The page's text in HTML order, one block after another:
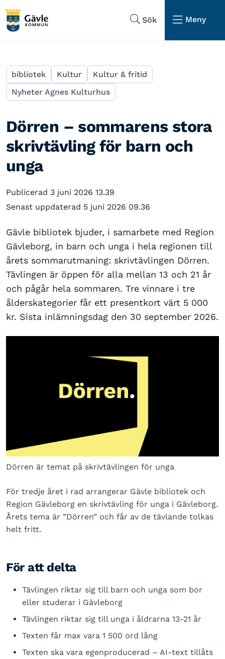
Sök
Meny
bibliotek Kultur
Kultur & fritid
Nyheter Agnes Kulturhus
Dörren – sommarens stora
skrivtävling för barn och
unga
Publicerad 3 juni 2026 13.39
Senast uppdaterad 5 juni 2026 09.36
Gävle bibliotek bjuder, i samarbete med Region
Gävleborg, in barn och unga i hela regionen till
årets sommarutmaning: skrivtävlingen Dörren.
Tävlingen är öppen för alla mellan 13 och 21 år
och pågår hela sommaren. Tre vinnare i tre
ålderskategorier får ett presentkort värt 5 000
kr. Sista inlämningsdag den 30 september 2026.
Dörren är temat på skrivtävlingen för unga
För tredje året i rad arrangerar Gävle bibliotek och
Region Gävleborg en skrivtävling för unga i Gävleborg.
Årets tema är ”Dörren” och får av de tävlande tolkas
helt fritt.
För att delta
Tävlingen riktar sig till barn och unga som bor
eller studerar i Gävleborg
Tävlingen riktar sig till unga i åldrarna 13-21 år
Texten får max vara 1 500 ord lång
Texten ska vara egenproducerad – AI-text tillåts